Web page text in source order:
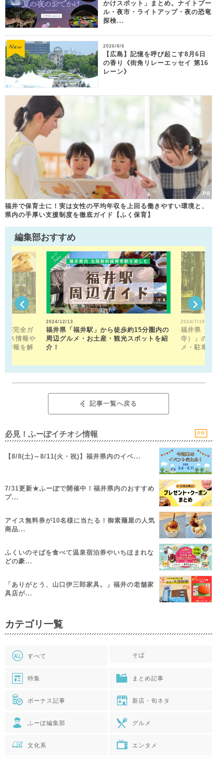
かけスポット」まとめ。ナイトプー
ル・夜市・ライトアップ・夜の恐竜
探検...
2026/8/6
【広島】記憶を呼び起こす8月6日
の香り《街角リレーエッセイ 第16
レーン》
福井で保育士に！実は女性の平均年収を上回る働きやすい環境と、
県内の手厚い支援制度を徹底ガイド【ふく保育】
編集部おすすめ
が完全ガ
ス情報や
情報を解
2024/12/13
福井県「福井駅」から徒歩約15分圏内の
周辺グルメ・お土産・観光スポットを紹
介！
2024/7/19
福井県「平
寺）」の見
メ・駐車場
記事一覧へ戻る
必見！ふーぽイチオシ情報 PR
【8/8(土)～8/11(火・祝)】福井県内のイベ...
7/31更新★ふーぽで開催中！福井県内のおすすめ
プ...
アイス無料券が10名様に当たる！御素麺屋の人気
商品...
ふくいのそばを食べて温泉宿泊券やいちほまれな
どの豪...
「ありがとう、山口伊三郎家具。」福井の老舗家
具店が...
カテゴリ一覧
すべて そば
特集 まとめ記事
ボーナス記事 新店・旬ネタ
ふーぽ編集部 グルメ
文化系 エンタメ